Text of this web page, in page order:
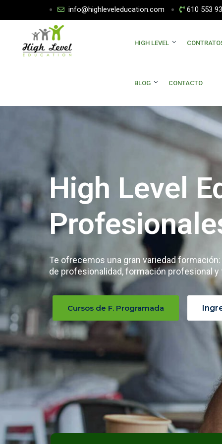
info@highleveleducation.com 610 553
HIGH LEVEL
BLOG CONTACTO
High Level
Te ofrecemos una gran variedad
de profesionalidad, formación profesional y
Cursos de F. Programada